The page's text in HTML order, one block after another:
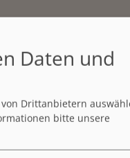
der Waldfüchse
der
Daten und
Drittanbietern
bitte unsere